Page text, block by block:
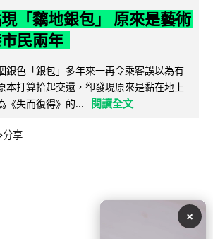
「黐地銀包」 原來是藝術
民兩年
銀色「銀包」多年來一再令乘客誤以為有
本打算拾起交還，卻發現原來是黏在地上
《失而復得》的...
閱讀全文
分享
×